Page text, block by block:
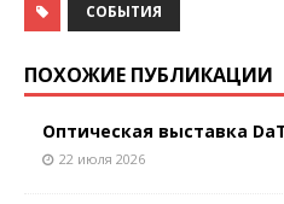
СОБЫТИЯ
ПОХОЖИЕ ПУБЛИКАЦИИ
Оптическая выставка
22 июля 2026